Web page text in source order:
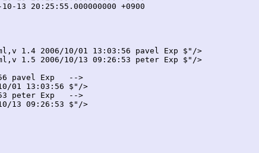
1.4 2006/10/01 13:03:56 pavel Exp $"/>
1.5 2006/10/13 09:26:53 peter Exp $"/>
pavel Exp   -->
01 13:03:56 $"/>
peter Exp   -->
13 09:26:53 $"/>